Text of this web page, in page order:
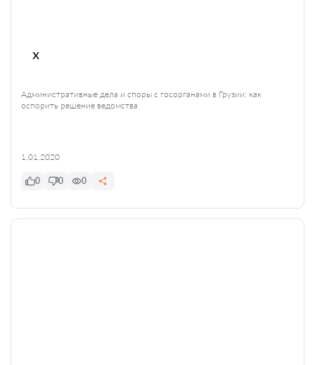
x
Административные дела и споры с госорганами в Грузии: как
оспорить решение ведомства
1.01.2020
0 0 0